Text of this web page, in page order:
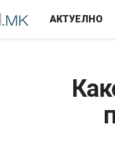
АКТУЕЛНО